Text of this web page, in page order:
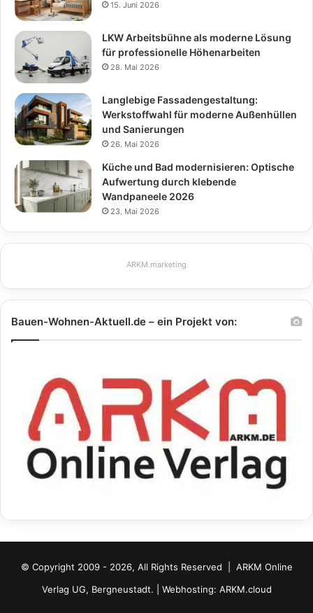
15. Juni 2026
LKW Arbeitsbühne als moderne Lösung
für professionelle Höhenarbeiten
28. Mai 2026
Langlebige Fassadengestaltung:
Werkstoffwahl für moderne Außenhüllen
und Sanierungen
26. Mai 2026
Küche und Bad modernisieren: Optische
Aufwertung durch klebende
Wandpaneele 2026
23. Mai 2026
ARKM.marketing
Bauen-Wohnen-Aktuell.de – ein Projekt von:
© Copyright 2009 - 2026, All Rights Reserved | ARKM Online
Verlag UG, Bergneustadt. | Webhosting: ARKM.cloud